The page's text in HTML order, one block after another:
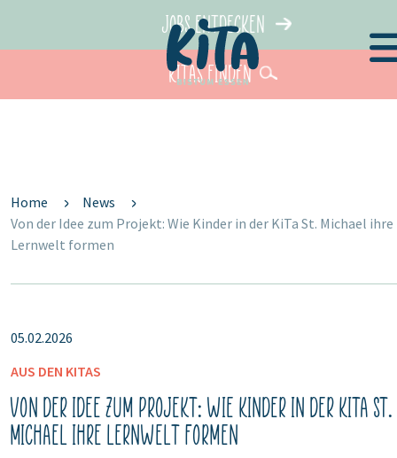
Jobs entdecken
KiTas finden
Home
News
‎‎Von der Idee zum Projekt: Wie Kinder in der KiTa St. Michael ihre
Lernwelt formen
05.02.2026
AUS DEN KITAS
‎‎Von der Idee zum Projekt: Wie Kinder in der KiTa St.
Michael ihre Lernwelt formen